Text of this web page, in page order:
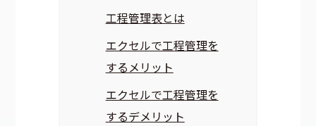
工程管理表とは
エクセルで工程管理を
するメリット
エクセルで工程管理を
するデメリット